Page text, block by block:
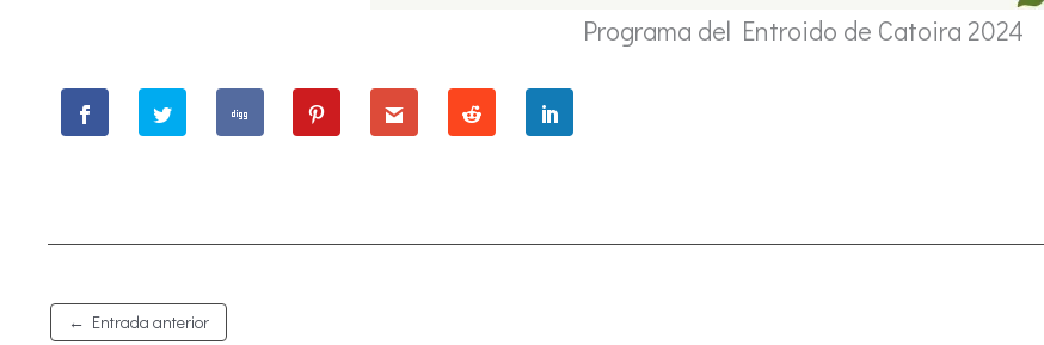
Programa del Entroido de Catoira 2024
← Entrada anterior